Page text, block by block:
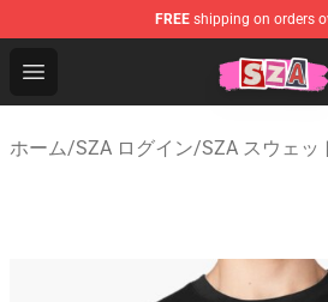
FREE shipping on orders
Open menu
SZA Shop - Official SZA
ホーム/SZA ログイン/SZA スウェッ